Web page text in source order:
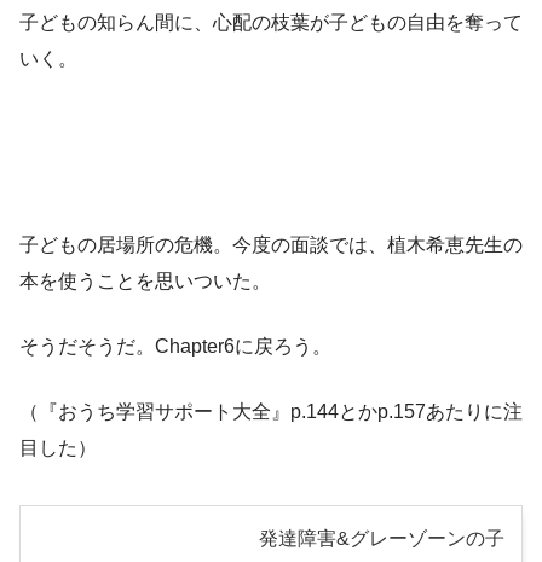
子どもの知らん間に、心配の枝葉が子どもの自由を奪って
いく。
子どもの居場所の危機。今度の面談では、植木希恵先生の
本を使うことを思いついた。
そうだそうだ。Chapter6に戻ろう。
（『おうち学習サポート大全』p.144とかp.157あたりに注
目した）
発達障害&グレーゾーンの子